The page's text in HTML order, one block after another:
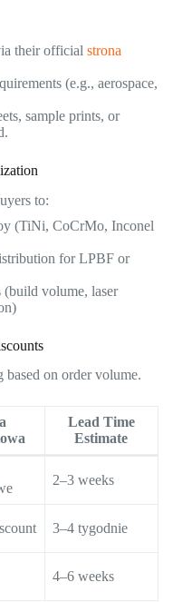
their official strona
(e.g., aerospace,
sample prints, or
to:
(TiNi, CoCrMo, Inconel
for LPBF or
volume, laser
on order volume.
Lead Time
Estimate
2–3 weeks
3–4 tygodnie
4–6 weeks